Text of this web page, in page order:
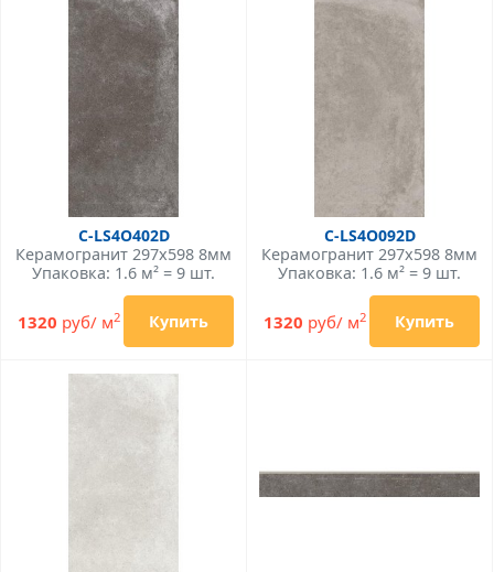
C-LS4O402D
Керамогранит 297x598 8мм
Упаковка: 1.6 м² = 9 шт.
1320 руб/ м2 Купить
C-LS4O092D
Керамогранит 297x598 8мм
Упаковка: 1.6 м² = 9 шт.
1320 руб/ м2 Купить